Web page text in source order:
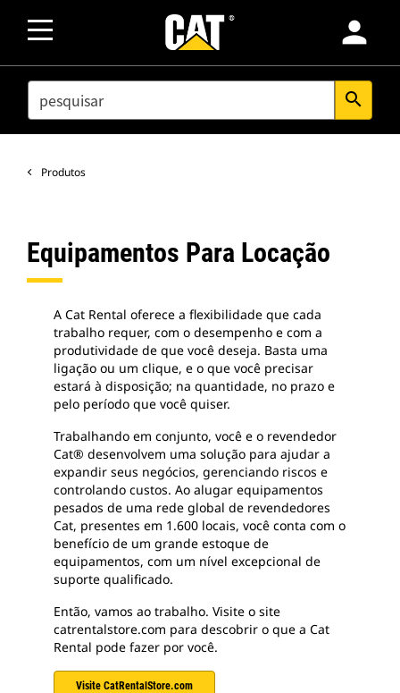
person
SEARCH search
Produtos
Equipamentos Para Locação
A Cat Rental oferece a flexibilidade que cada
trabalho requer, com o desempenho e com a
produtividade de que você deseja. Basta uma
ligação ou um clique, e o que você precisar
estará à disposição; na quantidade, no prazo e
pelo período que você quiser.
Trabalhando em conjunto, você e o revendedor
Cat® desenvolvem uma solução para ajudar a
expandir seus negócios, gerenciando riscos e
controlando custos. Ao alugar equipamentos
pesados de uma rede global de revendedores
Cat, presentes em 1.600 locais, você conta com o
benefício de um grande estoque de
equipamentos, com um nível excepcional de
suporte qualificado.
Então, vamos ao trabalho. Visite o site
catrentalstore.com para descobrir o que a Cat
Rental pode fazer por você.
Visite CatRentalStore.com